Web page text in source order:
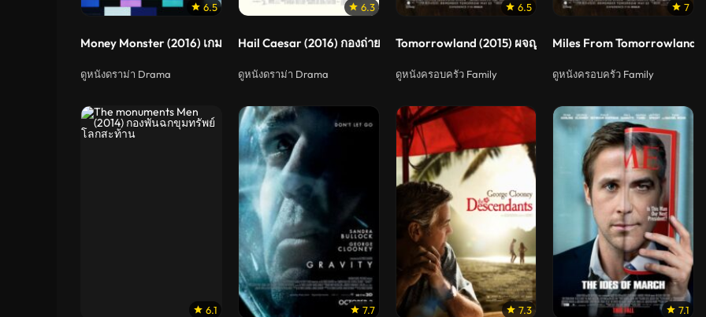
6.5
Money Monster (2016) เกมการเงิน นรกออนแอร์
ดูหนังดราม่า Drama
6.3
Hail Caesar (2016) กองถ่ายป่วน ฮากวนยกกอง
ดูหนังดราม่า Drama
6.5
Tomorrowland (2015) ผจญแดนอนาคต
ดูหนังครอบครัว Family
7
Miles From Tomorrowland
ดูหนังครอบครัว Family
6.1 7.7 7.3 7.1